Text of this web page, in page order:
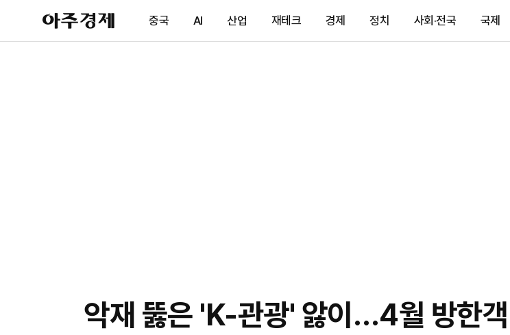
아
주
제
중국 AI 산업 재테크 경제 정치 사회·전국 국제
악재 뚫은 'K-관광' 앓이…4월 방한